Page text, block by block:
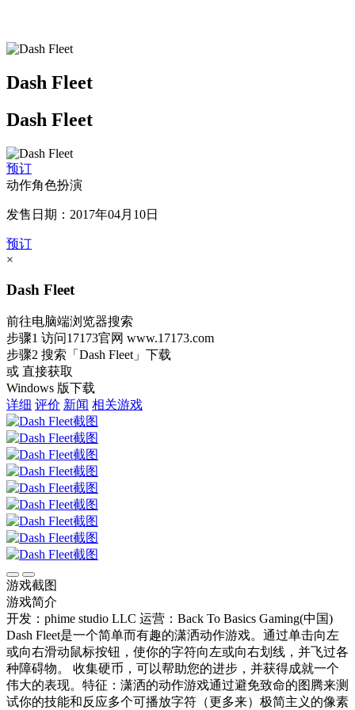
Dash Fleet
Dash Fleet
预订
动作角色扮演
发售日期：2017年04月10日
预订
×
Dash Fleet
前往电脑端浏览器搜索
步骤1 访问17173官网 www.17173.com
步骤2 搜索 「Dash Fleet」 下载
或 直接获取
Windows 版下载
详细 评价 新闻 相关游戏
游戏截图
游戏简介
开发：phime studio LLC 运营：Back To Basics Gaming(中国)
Dash Fleet是一个简单而有趣的潇洒动作游戏。通过单击向左
或向右滑动鼠标按钮，使你的字符向左或向右划线，并飞过各
种障碍物。 收集硬币，可以帮助您的进步，并获得成就一个
伟大的表现。特征：潇洒的动作游戏通过避免致命的图腾来测
试你的技能和反应多个可播放字符（更多来）极简主义的像素